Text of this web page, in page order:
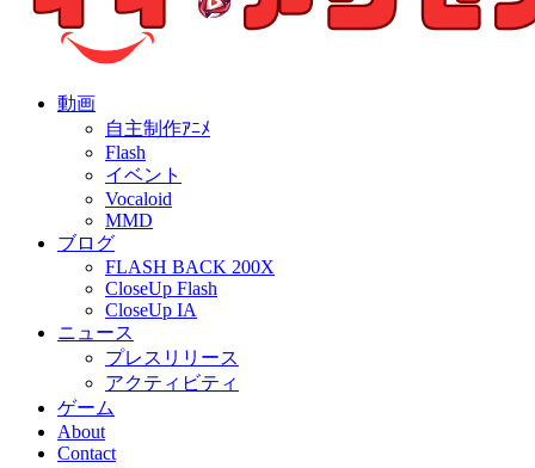
個人制作アニメを中心とした動画紹介ブログ
動画
自主制作ｱﾆﾒ
Flash
イベント
Vocaloid
MMD
ブログ
FLASH BACK 200X
CloseUp Flash
CloseUp IA
ニュース
プレスリリース
アクティビティ
ゲーム
About
Contact